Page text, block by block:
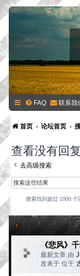
FAQ 联系我
首页 论坛首页
查看没有回
去高级搜索
搜索找到超过 1000 个
《悲风》
最新文章 由
发表于 位于